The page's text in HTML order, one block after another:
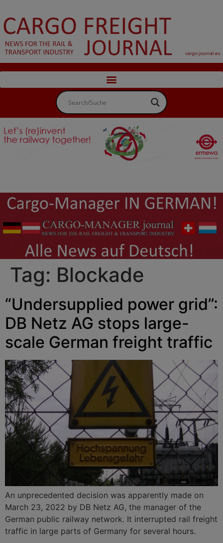
Tag: Blockade
“Undersupplied power grid”:
DB Netz AG stops large-
scale German freight traffic
An unprecedented decision was apparently made on
March 23, 2022 by DB Netz AG, the manager of the
German public railway network. It interrupted rail freight
traffic in large parts of Germany for several hours.